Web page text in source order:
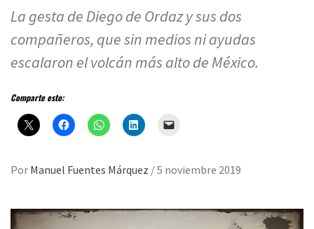
La gesta de Diego de Ordaz y sus dos
compañeros, que sin medios ni ayudas
escalaron el volcán más alto de México.
Comparte esto:
Por Manuel Fuentes Márquez /5 noviembre 2019